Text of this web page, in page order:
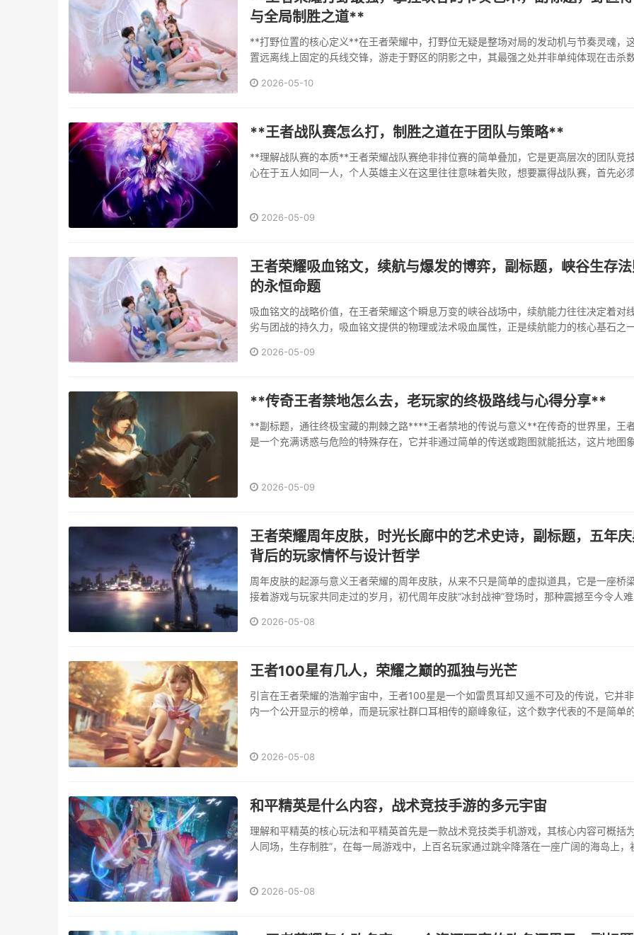
与全局制胜之道**
**打野位置的核心定义**在王者荣耀中，打野位无疑是整场对局的发动机与节奏灵魂，
置远离线上固定的兵线交锋，游走于野区的阴影之中，其最强之处并非单纯体现在击杀
同时扮演猎人、刺客、指挥官甚至诱饵的多重角色，他的每一次抉择，都牵动着全队的经
2026-05-10
**王者战队赛怎么打，制胜之道在于团队与策略**
**理解战队赛的本质**王者荣耀战队赛绝非排位赛的简单叠加，它是更高层次的团队竞
心在于五人如同一人，个人英雄主义在这里往往意味着失败，想要赢得战队赛，首先必
2026-05-09
王者荣耀吸血铭文，续航与爆发的博弈，副标题，峡谷生存法
的永恒命题
吸血铭文的战略价值，在王者荣耀这个瞬息万变的峡谷战场中，续航能力往往决定着对
劣与团战的持久力，吸血铭文提供的物理或法术吸血属性，正是续航能力的核心基石之
2026-05-09
**传奇王者禁地怎么去，老玩家的终极路线与心得分享**
**副标题，通往终极宝藏的荆棘之路****王者禁地的传说与意义**在传奇的世界里，王
是一个充满诱惑与危险的特殊存在，它并非通过简单的传送或跑图就能抵达，这片地图
2026-05-09
王者荣耀周年皮肤，时光长廊中的艺术史诗，副标题，五年
背后的玩家情怀与设计哲学
周年皮肤的起源与意义王者荣耀的周年皮肤，从来不只是简单的虚拟道具，它是一座桥
接着游戏与玩家共同走过的岁月，初代周年皮肤“冰封战神”登场时，那种震撼至今令人难
2026-05-08
王者100星有几人，荣耀之巅的孤独与光芒
引言在王者荣耀的浩瀚宇宙中，王者100星是一个如雷贯耳却又遥不可及的传说，它并
内一个公开显示的榜单，而是玩家社群口耳相传的巅峰象征，这个数字代表的不是简单
···2026-05-08
和平精英是什么内容，战术竞技手游的多元宇宙
理解和平精英的核心玩法和平精英首先是一款战术竞技类手机游戏，其核心内容可概括
人同场，生存制胜”，在每一局游戏中，上百名玩家通过跳伞降落在一座广阔的海岛上，
2026-05-08